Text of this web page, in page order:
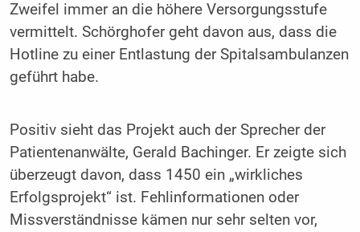
Zweifel immer an die höhere Versorgungsstufe
vermittelt. Schörghofer geht davon aus, dass die
Hotline zu einer Entlastung der Spitalsambulanzen
geführt habe.
Positiv sieht das Projekt auch der Sprecher der
Patientenanwälte, Gerald Bachinger. Er zeigte sich
überzeugt davon, dass 1450 ein „wirkliches
Erfolgsprojekt“ ist. Fehlinformationen oder
Missverständnisse kämen nur sehr selten vor,